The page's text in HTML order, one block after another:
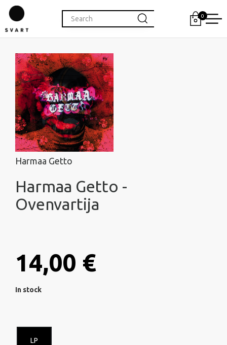
0
Harmaa Getto
Harmaa Getto -
Ovenvartija
14,00 €
In stock
LP